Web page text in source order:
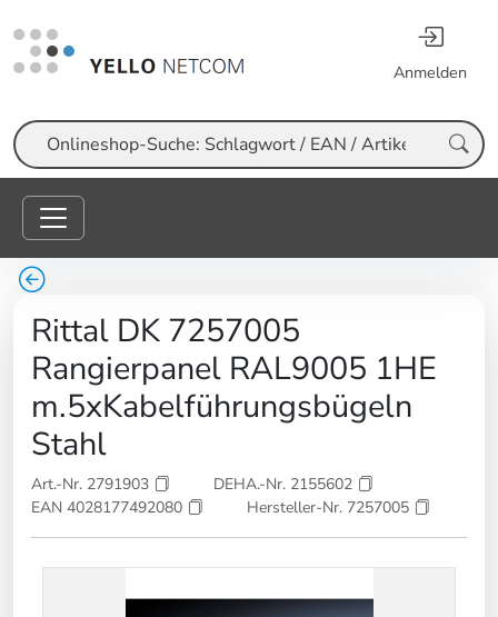
Anmelden
Suche
Rittal DK 7257005
Rangierpanel RAL9005 1HE
m.5xKabelführungsbügeln
Stahl
Art.-Nr. 2791903
DEHA.-Nr. 2155602
EAN 4028177492080
Hersteller-Nr. 7257005